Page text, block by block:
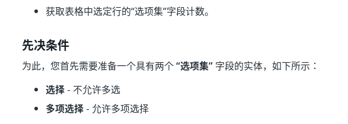
获取表格中选定行的“选项集”字段计数。
先决条件
为此，您首先需要准备一个具有两个“选项集” 字段的实体，如下所示：
选择 - 不允许多选
多项选择 - 允许多项选择